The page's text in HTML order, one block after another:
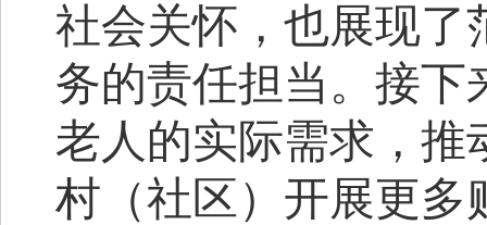
社会关怀，也展现了
务的责任担当。接下
老人的实际需求，推
村（社区）开展更多